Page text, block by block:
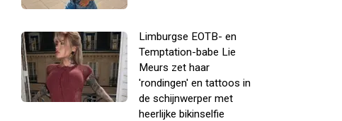
Limburgse EOTB- en
Temptation-babe Lie
Meurs zet haar
'rondingen' en tattoos in
de schijnwerper met
heerlijke bikinselfie